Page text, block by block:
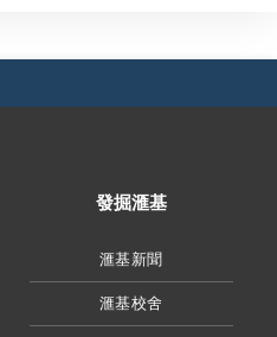
發掘滙基
滙基新聞
滙基校舍